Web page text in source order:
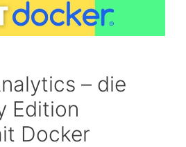
– die
Edition
Docker